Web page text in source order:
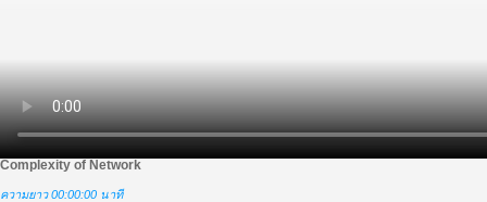
Complexity of Network
ความยาว 00:00:00 นาที